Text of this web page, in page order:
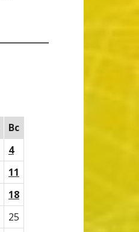
Вс
4
11
18
25